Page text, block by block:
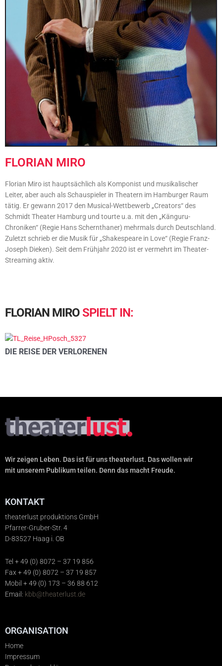
FLORIAN MIRO
Florian Miro ist hauptsächlich als Komponist und musikalischer
Leiter, aber auch als Schauspieler in Theatern im Hamburger Raum
tätig. Er gewann 2017 den Musical-Wettbewerb „Creators“ des
Schmidt Theater Hamburg und tourte u.a. mit den „Känguru-
Chroniken“ (Regie Hans Schernthaner) mehrmals durch Deutschland.
Zuletzt schrieb er die Musik für „Shakespeare in Love“ (Regie Franz-
Joseph Dieken). Seit dem Frühjahr 2020 ist er vermehrt im Theater-
Streaming aktiv.
FLORIAN MIRO SPIELT IN:
DIE REISE DER VERLORENEN
Wir zeigen Leben. Das ist für uns theaterlust. Das wollen wir
mit unserem Publikum teilen. Denn das macht Freude.
KONTAKT
theaterlust produktions GmbH
Pfarrer-Gruber-Str. 4
D-83527 Haag i. OB
Tel + 49 (0) 8072 – 37 19 856
Fax + 49 (0) 8072 – 37 19 857
Mobil + 49 (0) 173 – 36 88 612
Email: kbb@theaterlust.de
ORGANISATION
Home
Impressum